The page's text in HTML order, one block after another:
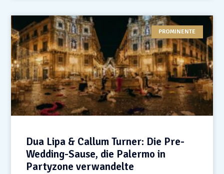
PROMINENTE
Dua Lipa & Callum Turner: Die Pre-
Wedding-Sause, die Palermo in
Partyzone verwandelte